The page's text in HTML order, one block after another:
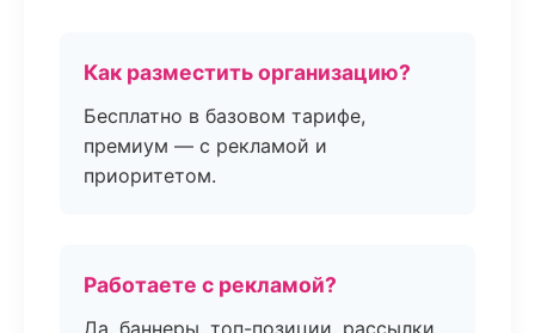
Как разместить организацию?
Бесплатно в базовом тарифе,
премиум — с рекламой и
приоритетом.
Работаете с рекламой?
Да, баннеры, топ-позиции, рассылки